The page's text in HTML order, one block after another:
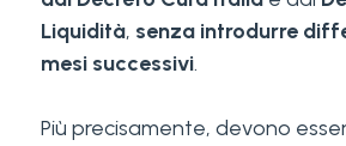
Liquidità, senza introdurre
mesi successivi.
Più precisamente, devono